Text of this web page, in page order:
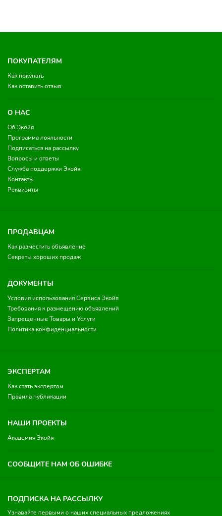
ПОКУПАТЕЛЯМ
Как покупать
Как оставить отзыв
О НАС
Об Экойя
Программа лояльности
Подписаться на рассылку
Вопросы и ответы
Служба поддержки Экойя
Контакты
Реквизиты
ПРОДАВЦАМ
Как разместить объявление
Секреты хороших продаж
ДОКУМЕНТЫ
Условия использования Сервиса Экойя
Требования к размещению объявлений
Запрещенные Товары и Услуги
Политика конфиденциальности
ЭКСПЕРТАМ
Как стать экспертом
Правила публикации
НАШИ ПРОЕКТЫ
Академия Экойя
СООБЩИТЕ НАМ ОБ ОШИБКЕ
ПОДПИСКА НА РАССЫЛКУ
Узнавайте первыми о наших специальных предложениях